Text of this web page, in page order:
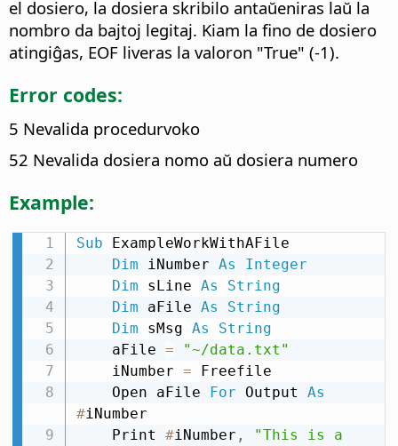
el dosiero, la dosiera skribilo antaŭeniras laŭ la
nombro da bajtoj legitaj. Kiam la fino de dosiero
atingiĝas, EOF liveras la valoron "True" (-1).
Error codes:
5 Nevalida procedurvoko
52 Nevalida dosiera nomo aŭ dosiera numero
Example:
Sub ExampleWorkWithAFile
Dim iNumber As
Integer
Dim sLine As
String
Dim aFile As
String
Dim sMsg As
String
    aFile
=
"~/data.txt"
    iNumber
= Freefile
    Open aFile
For Output As
#iNumber
    Print
#iNumber ,
"This is a